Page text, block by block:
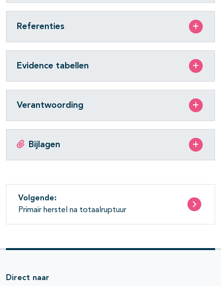
Referenties
Evidence tabellen
Verantwoording
Bijlagen
Volgende:
Primair herstel na totaalruptuur
Direct naar